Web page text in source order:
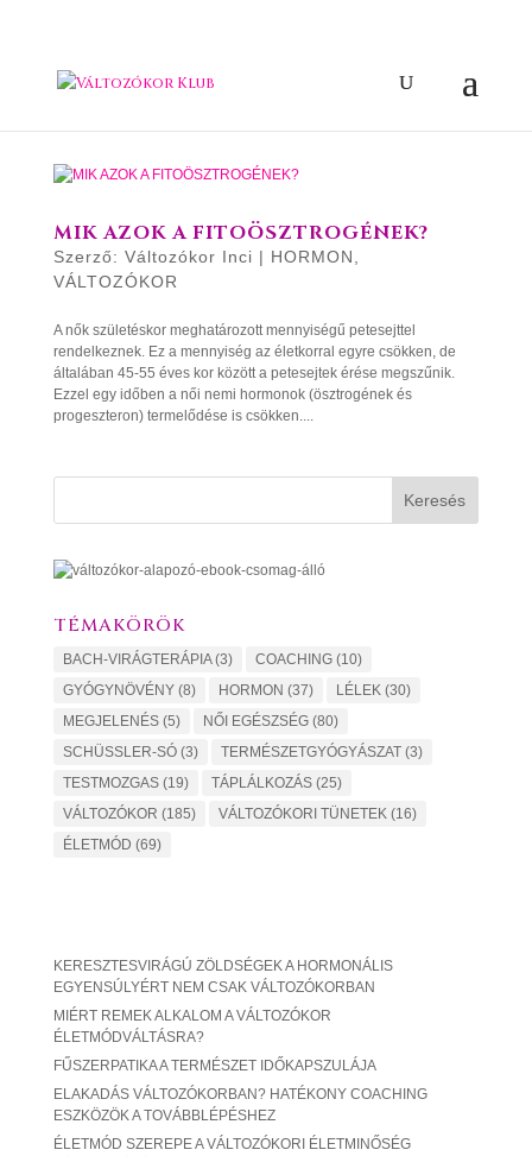
MIK AZOK A FITOÖSZTROGÉNEK?
Szerző: Változókor Inci | HORMON
VÁLTOZÓKOR
A nők születéskor meghatározott mennyiségű petesejttel
rendelkeznek. Ez a mennyiség az életkorral egyre csökken, de
általában 45-55 éves kor között a petesejtek érése megszűnik.
Ezzel egy időben a női nemi hormonok (ösztrogének és
progeszteron) termelődése is csökken....
Keresés
TÉMAKÖRÖK
BACH-VIRÁGTERÁPIA(3) COACHING(10)
GYÓGYNÖVÉNY(8) HORMON (37) LÉLEK(30)
MEGJELENÉS(5) NŐI EGÉSZSÉG(80)
SCHÜSSLER-SÓ(3) TERMÉSZETGYÓGYÁSZAT(3)
TESTMOZGAS(19) TÁPLÁLKOZÁS(25)
VÁLTOZÓKOR (185) VÁLTOZÓKORI TÜNETEK(16)
ÉLETMÓD (69)
KERESZTESVIRÁGÚ ZÖLDSÉGEK A HORMONÁLIS
EGYENSÚLYÉRT NEM CSAK VÁLTOZÓKORBAN
MIÉRT REMEK ALKALOM A VÁLTOZÓKOR
ÉLETMÓDVÁLTÁSRA?
FŰSZERPATIKA A TERMÉSZET IDŐKAPSZULÁJA
ELAKADÁS VÁLTOZÓKORBAN? HATÉKONY COACHING
ESZKÖZÖK A TOVÁBBLÉPÉSHEZ
ÉLETMÓD SZEREPE A VÁLTOZÓKORI ÉLETMINŐSÉG